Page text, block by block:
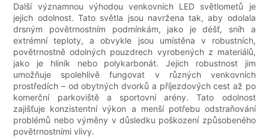
Další významnou výhodou venkovních LED světlometů je
jejich odolnost. Tato světla jsou navržena tak, aby odolala
drsným povětrnostním podmínkám, jako je déšť, sníh a
extrémní teploty, a obvykle jsou umístěna v robustních,
povětrnostně odolných pouzdrech vyrobených z materiálů,
jako je hliník nebo polykarbonát. Jejich robustnost jim
umožňuje spolehlivě fungovat v různých venkovních
prostředích – od obytných dvorků a příjezdových cest až po
komerční parkoviště a sportovní arény. Tato odolnost
zajišťuje konzistentní výkon a menší potřebu odstraňování
problémů nebo výměny v důsledku poškození způsobeného
povětrnostními vlivy.